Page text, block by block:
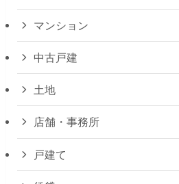
マンション
中古戸建
土地
店舗・事務所
戸建て